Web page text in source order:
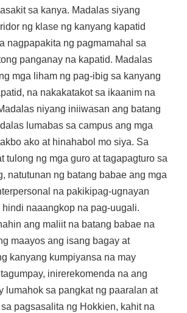
sa kanya. Madalas siyang
ng klase ng kanyang kapatid
nagpapakita ng pagmamahal sa
panganay na kapatid. Madalas
mga liham ng pag-ibig sa kanyang
na nakakatakot sa ikaanim na
niyang iniiwasan ang batang
lumabas sa campus ang mga
ako at hinahabol mo siya. Sa
tulong ng mga guro at tagapagturo sa
natutunan ng batang babae ang mga
na pakikipag-ugnayan
naaangkop na pag-uugali.
ang maliit na batang babae na
maayos ang isang bagay at
kanyang kumpiyansa na may
inirerekomenda na ang
lumahok sa pangkat ng paaralan at
pagsasalita ng Hokkien, kahit na